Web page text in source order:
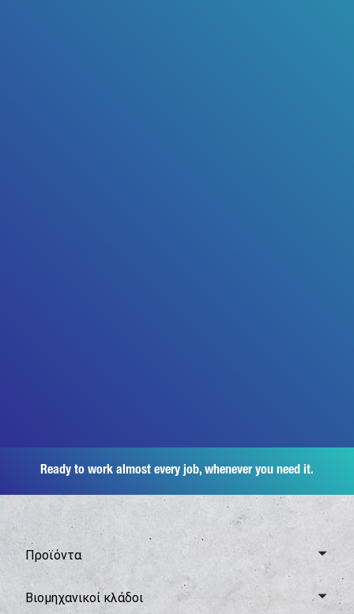
Ready to work almost every job, whenever you need it.
Προϊόντα
Επισκόπηση Canter
Βιομηχανικοί κλάδοι